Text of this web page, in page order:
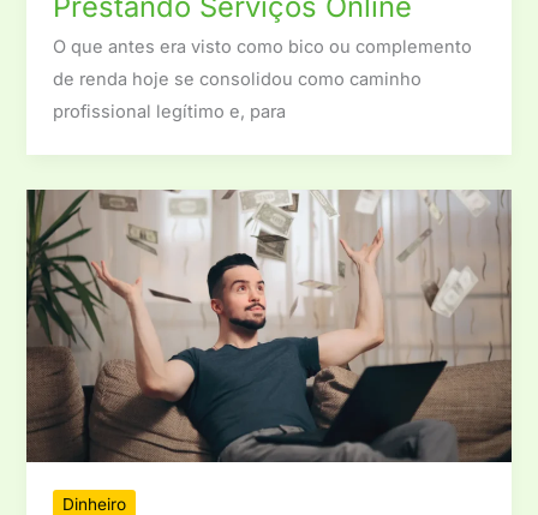
Prestando Serviços Online
O que antes era visto como bico ou complemento
de renda hoje se consolidou como caminho
profissional legítimo e, para
Dinheiro